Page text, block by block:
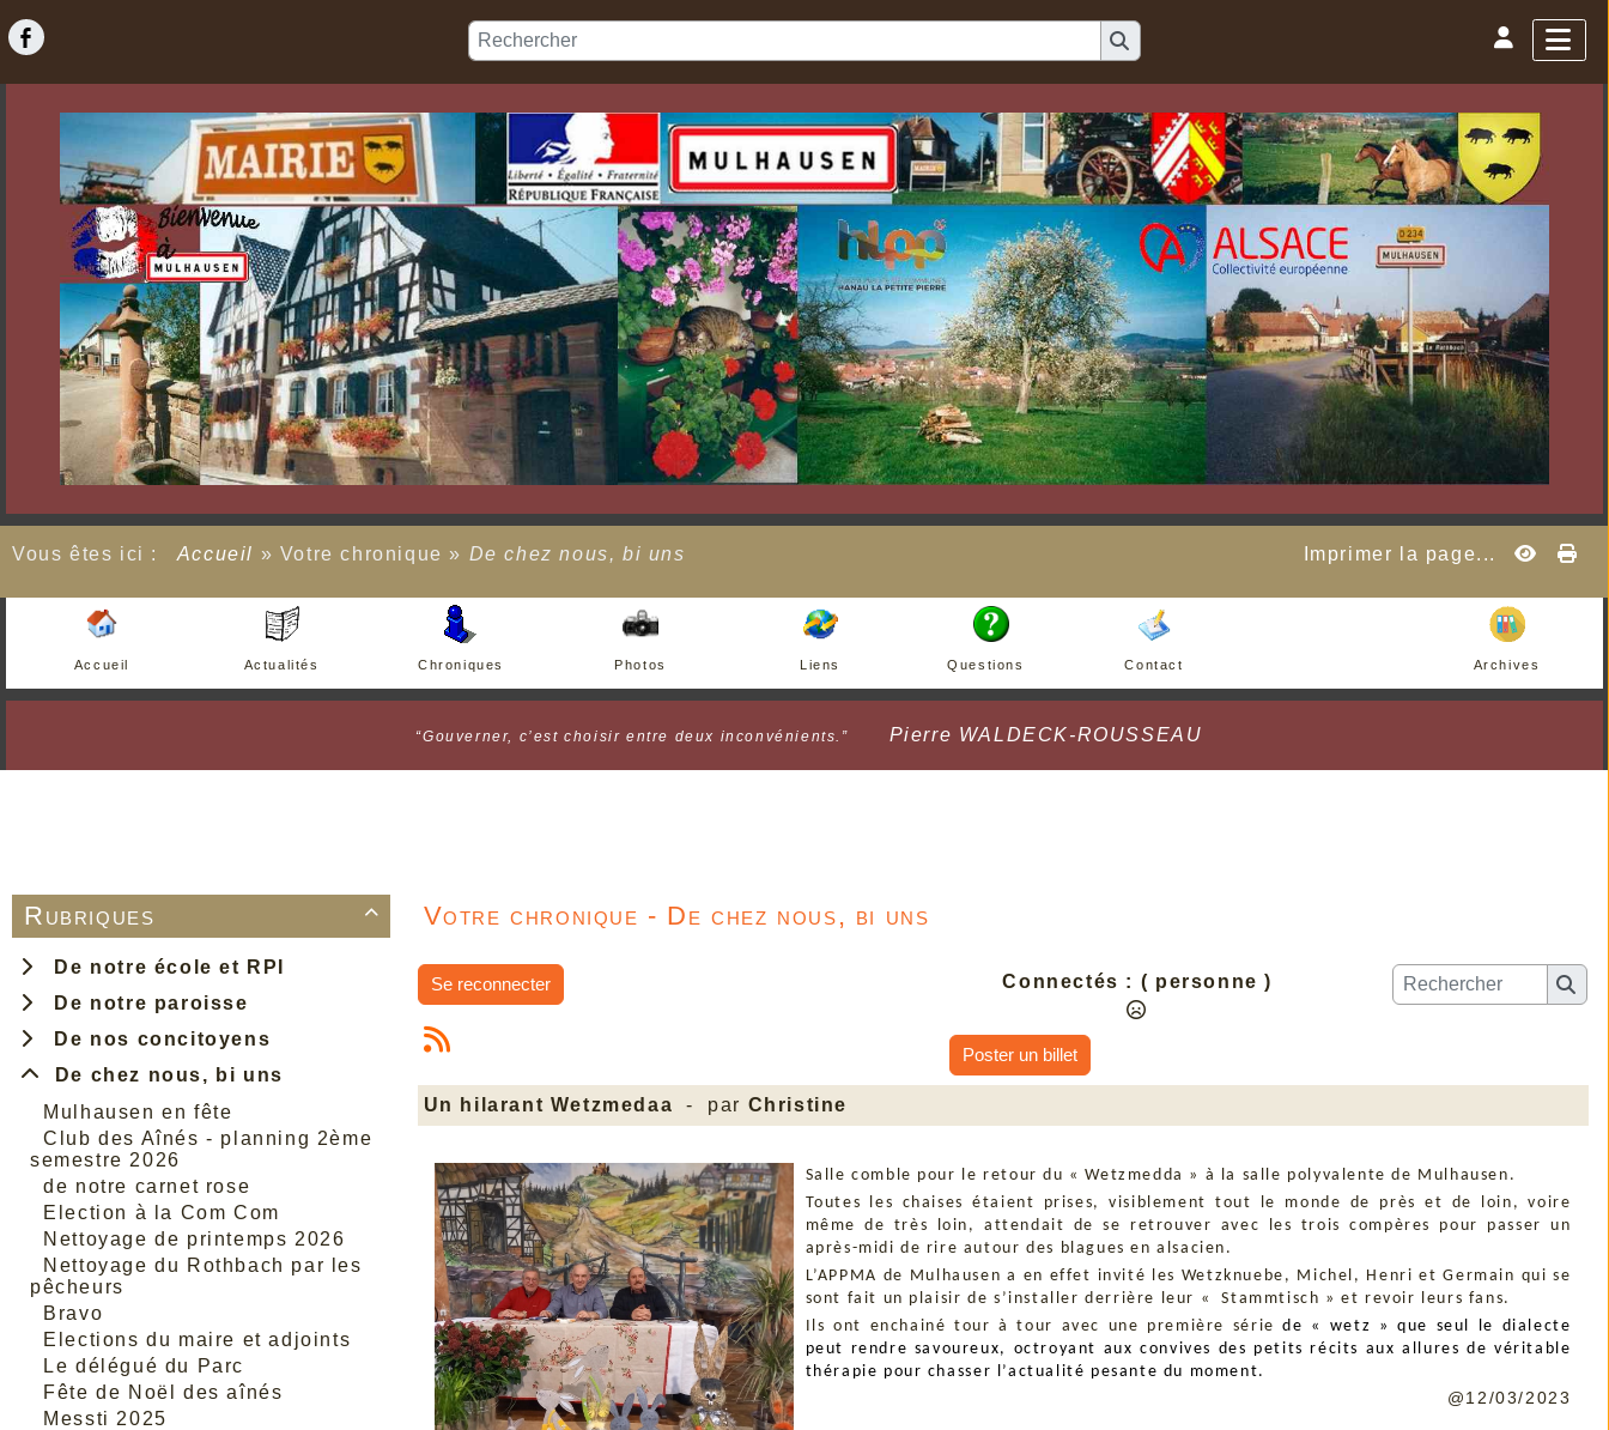
Vous êtes ici : Accueil » Votre chronique » De chez nous, bi uns Imprimer la page...
Accueil Actualités Chroniques Photos Liens Questions Contact Archives
“Gouverner, c’est choisir entre deux inconvénients.” Pierre WALDECK-ROUSSEAU

Rubriques
De notre école et RPI
De notre paroisse
De nos concitoyens
De chez nous, bi uns
Mulhausen en fête
Club des Aînés - planning 2ème
semestre 2026
de notre carnet rose
Election à la Com Com
Nettoyage de printemps 2026
Nettoyage du Rothbach par les
pêcheurs
Bravo
Elections du maire et adjoints
Le délégué du Parc
Fête de Noël des aînés
Messti 2025
Votre chronique - De chez nous, bi uns
Se reconnecter Connectés : ( personne )
Poster un billet
Un hilarant Wetzmedaa - par Christine
Salle comble pour le retour du « Wetzmedda » à la salle polyvalente de Mulhausen.
Toutes les chaises étaient prises, visiblement tout le monde de près et de loin, voire
même de très loin, attendait de se retrouver avec les trois compères pour passer un
après-midi de rire autour des blagues en alsacien.
L’APPMA de Mulhausen a en effet invité les Wetzknuebe, Michel, Henri et Germain qui se
sont fait un plaisir de s’installer derrière leur « Stammtisch » et revoir leurs fans.
Ils ont enchainé tour à tour avec une première sériede « wetz » que seul le dialecte
peut rendre savoureux, octroyant aux convives des petits récits aux allures de véritable
thérapie pour chasser l’actualité pesante du moment.
@12/03/2023